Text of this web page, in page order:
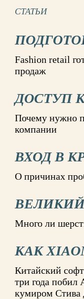
СТАТЬИ
Fashion retail
продаж
ДОСТУП
Почему нужно
компании
ВХОД В
О причинах
Много ли
КАК
Китайский
три года побил
кумиром Стива